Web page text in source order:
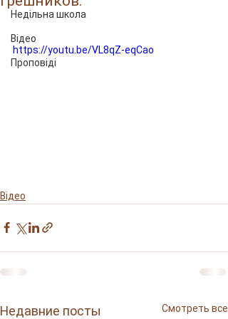
Недільна школа
Відео
Проповіді
https://youtu.be/VL8qZ-eqCao
Відео
Недавние посты Смотреть все